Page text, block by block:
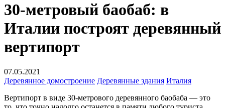
30-метровый баобаб: в
Италии построят деревянный
вертипорт
07.05.2021
Деревянное домостроение Деревянные здания Италия
Вертипорт в виде 30-метрового деревянного баобаба — это